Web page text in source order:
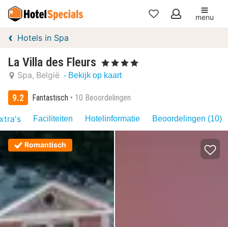
Mijn
menu
Hotels in Spa
La Villa des Fleurs , 4 Sterren
Spa België - Bekijk op kaart
9.2 Fantastisch 10 Beoordelingen
Faciliteiten Hotelinformatie Beoordelingen (10)
Romantisch